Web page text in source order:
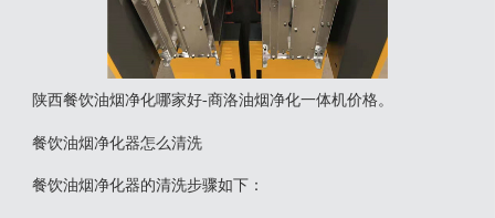
陕西餐饮油烟净化哪家好-商洛油烟净化一体机价格。
餐饮油烟净化器怎么清洗
‌餐饮油烟净化器的清洗步骤如下‌：‌